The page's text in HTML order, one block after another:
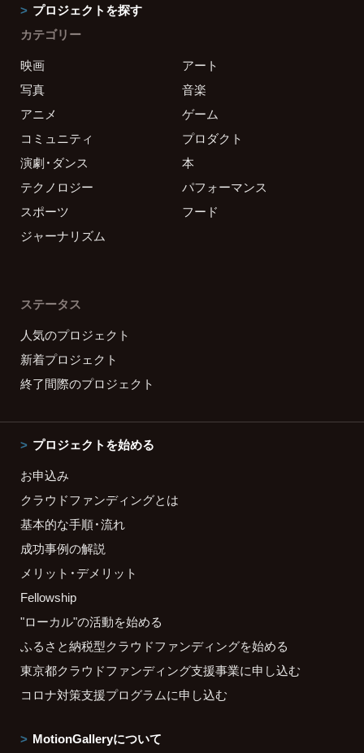
プロジェクトを探す
カテゴリー
映画
アート
写真
音楽
アニメ
ゲーム
コミュニティ
プロダクト
演劇・ダンス
本
テクノロジー
パフォーマンス
スポーツ
フード
ジャーナリズム
ステータス
人気のプロジェクト
新着プロジェクト
終了間際のプロジェクト
プロジェクトを始める
お申込み
クラウドファンディングとは
基本的な手順・流れ
成功事例の解説
メリット・デメリット
Fellowship
"ローカル"の活動を始める
ふるさと納税型クラウドファンディングを始める
東京都クラウドファンディング支援事業に申し込む
コロナ対策支援プログラムに申し込む
MotionGalleryについて